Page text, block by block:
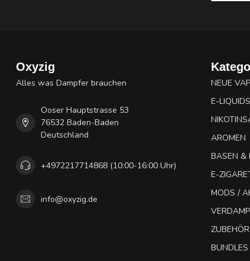
Oxyzig
Alles was Dampfer brauchen
Ooser Hauptstrasse 53
76532 Baden-Baden
Deutschland
+4972217714868 (10:00-16:00 Uhr)
info@oxyzig.de
NEUE
E-LIQUIDS
AROMEN
BASEN &
E-
MODS /
ZUBEHÖR